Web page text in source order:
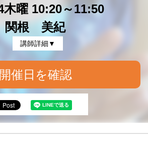
木曜 10:20～11:50
関根 美紀
講師詳細▼
開催日を確認